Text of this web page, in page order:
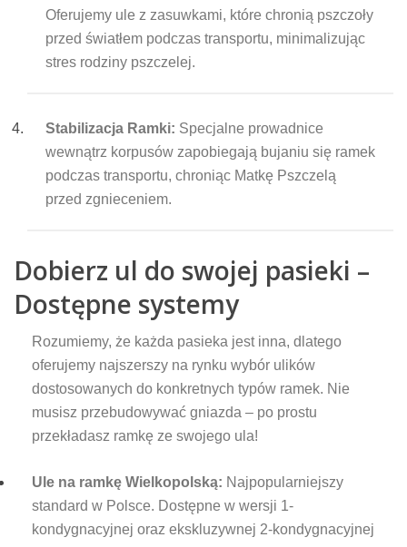
Oferujemy ule z zasuwkami, które chronią pszczoły
przed światłem podczas transportu, minimalizując
stres rodziny pszczelej.
Stabilizacja Ramki: Specjalne prowadnice
wewnątrz korpusów zapobiegają bujaniu się ramek
podczas transportu, chroniąc Matkę Pszczelą
przed zgnieceniem.
Dobierz ul do swojej pasieki –
Dostępne systemy
Rozumiemy, że każda pasieka jest inna, dlatego
oferujemy najszerszy na rynku wybór ulików
dostosowanych do konkretnych typów ramek. Nie
musisz przebudowywać gniazda – po prostu
przekładasz ramkę ze swojego ula!
Ule na ramkę Wielkopolską: Najpopularniejszy
standard w Polsce. Dostępne w wersji 1-
kondygnacyjnej oraz ekskluzywnej 2-kondygnacyjnej